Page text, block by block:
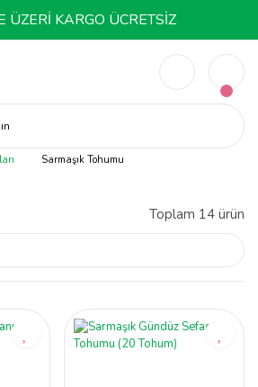
ÜZERİ KARGO ÜCRETSİZ
Sarmaşık Tohumu
Toplam 14 ürün